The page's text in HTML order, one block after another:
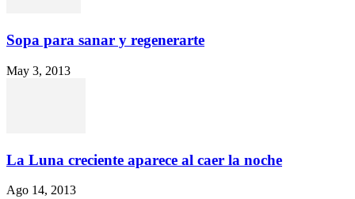
Sopa para sanar y regenerarte
May 3, 2013
La Luna creciente aparece al caer la noche
Ago 14, 2013